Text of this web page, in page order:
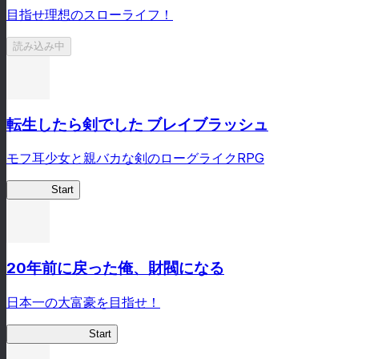
目指せ理想のスローライフ！
読み込み中
転生したら剣でした ブレイブラッシュ
モフ耳少女と親バカな剣のローグライクRPG
Start
20年前に戻った俺、財閥になる
日本一の大富豪を目指せ！
Start